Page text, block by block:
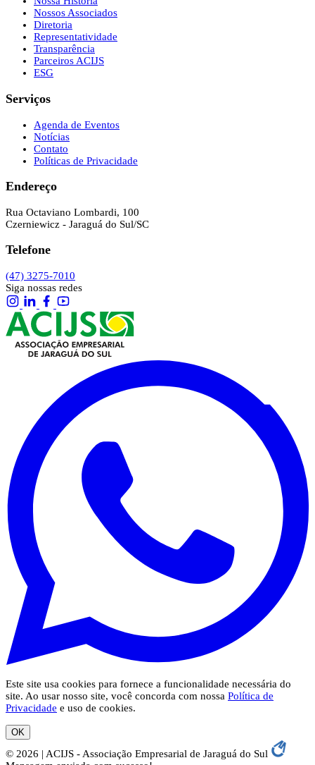
Nossos Associados
Diretoria
Representatividade
Transparência
Parceiros ACIJS
ESG
Serviços
Agenda de Eventos
Notícias
Contato
Políticas de Privacidade
Endereço
Rua Octaviano Lombardi, 100
Czerniewicz - Jaraguá do Sul/SC
Telefone
(47) 3275-7010
Siga nossas redes
Este site usa cookies para fornece a funcionalidade necessária do
site. Ao usar nosso site, você concorda com nossa Política de
Privacidade e uso de cookies.
OK
© 2026 | ACIJS - Associação Empresarial de Jaraguá do Sul